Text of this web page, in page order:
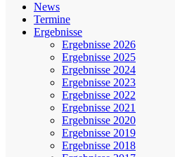
News
Termine
Ergebnisse
Ergebnisse 2026
Ergebnisse 2025
Ergebnisse 2024
Ergebnisse 2023
Ergebnisse 2022
Ergebnisse 2021
Ergebnisse 2020
Ergebnisse 2019
Ergebnisse 2018